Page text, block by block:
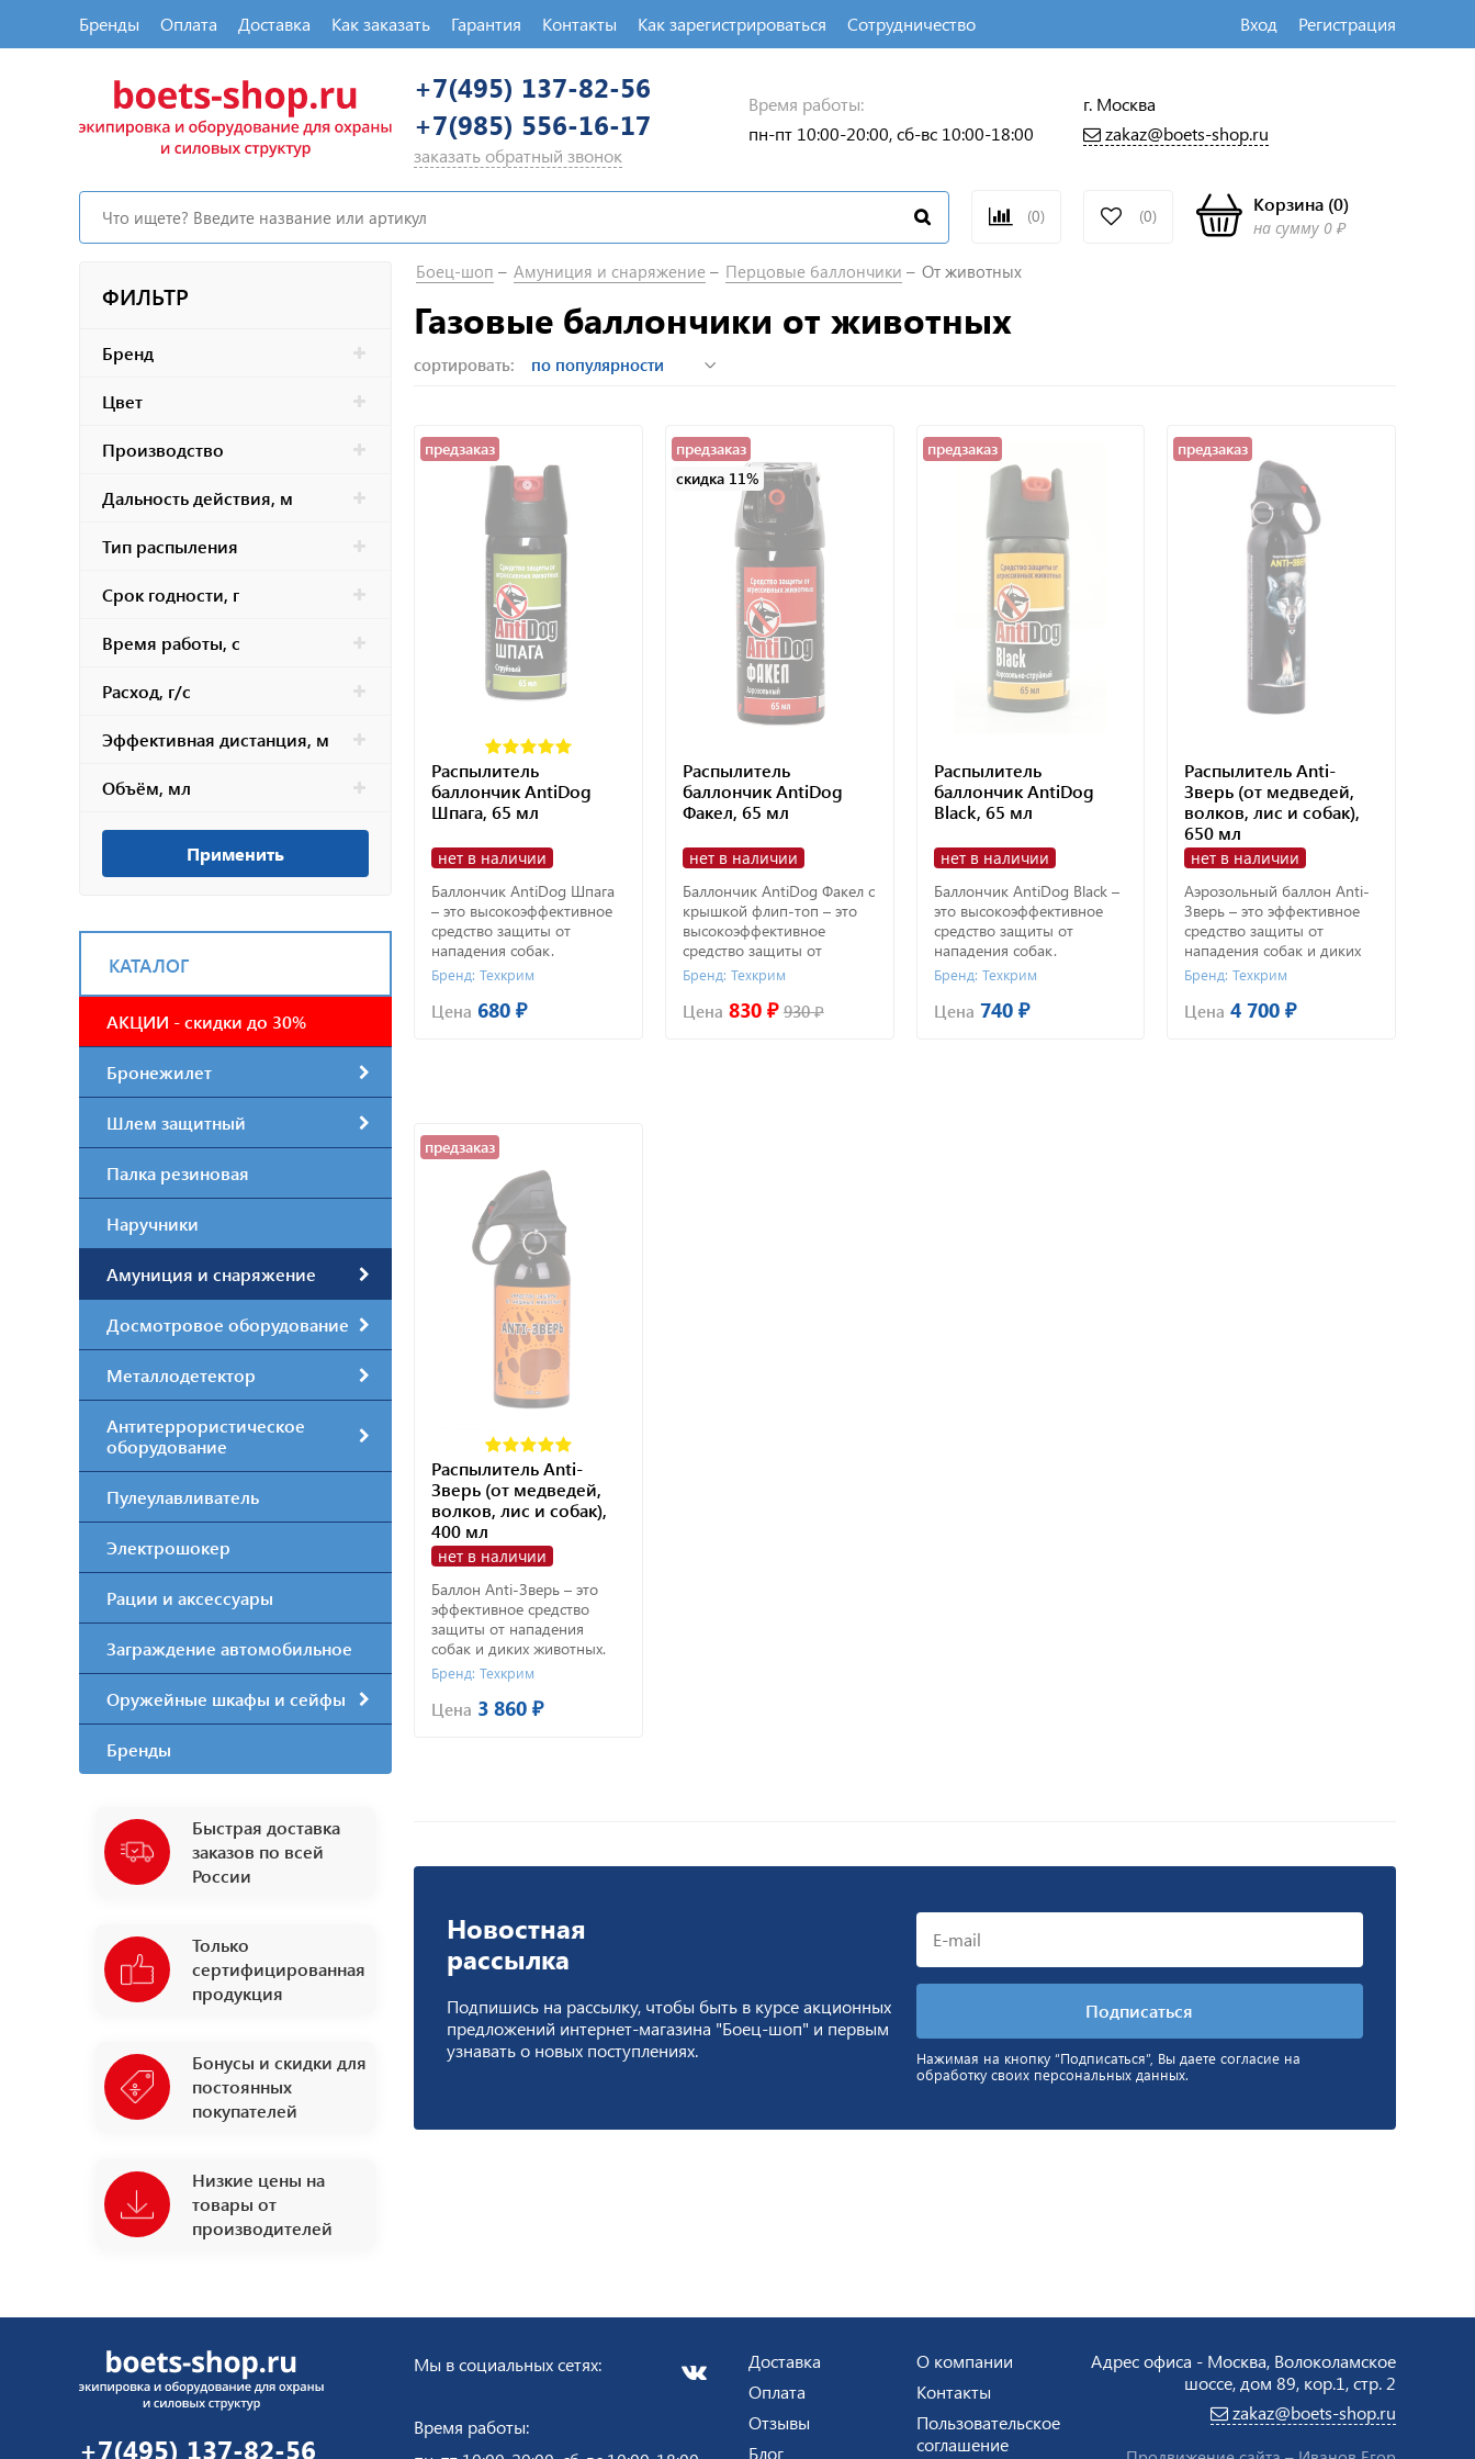
Бренды Оплата Доставка Как заказать Гарантия Контакты Как зарегистрироваться Сотрудничество Вход Регистрация
+7(495) 137-82-56
+7(985) 556-16-17
заказать обратный звонок
Время работы:
пн-пт 10:00-20:00, сб-вс 10:00-18:00
г. Москва
zakaz@boets-shop.ru
(0) (0)
Корзина(0)
на сумму 0 ₽
ФИЛЬТР
Бренд
Цвет
Производство
Дальность действия, м
Тип распыления
Срок годности, г
Время работы, с
Расход, г/с
Эффективная дистанция, м
Объём, мл
Применить
КАТАЛОГ
АКЦИИ - скидки до 30%
Бронежилет
Шлем защитный
Палка резиновая
Наручники
Амуниция и снаряжение
Досмотровое оборудование
Металлодетектор
Антитеррористическое
оборудование
Пулеулавливатель
Электрошокер
Рации и аксессуары
Заграждение автомобильное
Оружейные шкафы и сейфы
Бренды
Быстрая доставка
заказов по всей
России
Только
сертифицированная
продукция
Бонусы и скидки для
постоянных
покупателей
Низкие цены на
товары от
производителей
Боец-шоп Амуниция и снаряжение Перцовые баллончики От животных
Газовые баллончики от животных
сортировать:
предзаказ
Распылитель
баллончик AntiDog
Шпага, 65 мл
нет в наличии
Баллончик AntiDog Шпага
– это высокоэффективное
средство защиты от
нападения собак.
Бренд: Техкрим
Цена 680 ₽
предзаказ
скидка 11%
Распылитель
баллончик AntiDog
Факел, 65 мл
нет в наличии
Баллончик AntiDog Факел с
крышкой флип-топ – это
высокоэффективное
средство защиты от
нападения собак.
Бренд: Техкрим
Цена 830 ₽ 930 ₽
предзаказ
Распылитель
баллончик AntiDog
Black, 65 мл
нет в наличии
Баллончик AntiDog Black –
это высокоэффективное
средство защиты от
нападения собак.
Бренд: Техкрим
Цена 740 ₽
предзаказ
Распылитель Anti-
Зверь (от медведей,
волков, лис и собак),
650 мл
нет в наличии
Аэрозольный баллон Anti-
Зверь – это эффективное
средство защиты от
нападения собак и диких
животных.
Бренд: Техкрим
Цена 4 700 ₽
предзаказ
Распылитель Anti-
Зверь (от медведей,
волков, лис и собак),
400 мл
нет в наличии
Баллон Anti-Зверь – это
эффективное средство
защиты от нападения
собак и диких животных.
Бренд: Техкрим
Цена 3 860 ₽
Новостная
рассылка
Подпишись на рассылку, чтобы быть в курсе акционных
предложений интернет-магазина "Боец-шоп" и первым
узнавать о новых поступлениях.
Нажимая на кнопку “Подписаться”, Вы даете согласие на
обработку своих персональных данных.
+7(495) 137-82-56
Мы в социальных сетях:
Время работы:
Доставка
Оплата
Отзывы
Блог
О компании
Контакты
Пользовательское
соглашение
Адрес офиса - Москва, Волоколамское
шоссе, дом 89, кор.1, стр. 2
zakaz@boets-shop.ru